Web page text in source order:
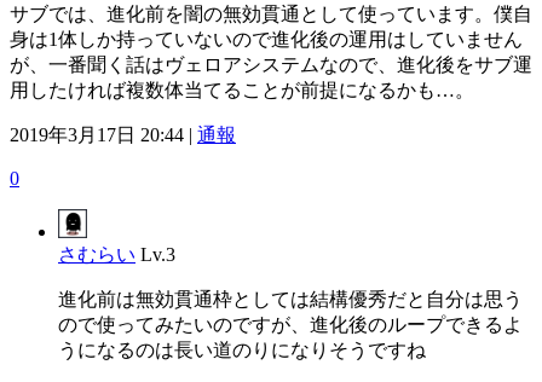
サブでは、進化前を闇の無効貫通として使っています。僕自
身は1体しか持っていないので進化後の運用はしていません
が、一番聞く話はヴェロアシステムなので、進化後をサブ運
用したければ複数体当てることが前提になるかも…。
2019年3月17日 20:44 | 通報
0
さむらい Lv.3
進化前は無効貫通枠としては結構優秀だと自分は思う
ので使ってみたいのですが、進化後のループできるよ
うになるのは長い道のりになりそうですね